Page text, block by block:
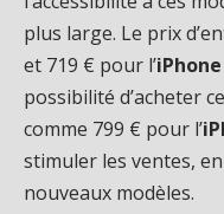
plus large. Le prix
et 719 € pour l’
possibilité d’acheter
comme 799 € pour l’
stimuler les ventes,
nouveaux modèles.